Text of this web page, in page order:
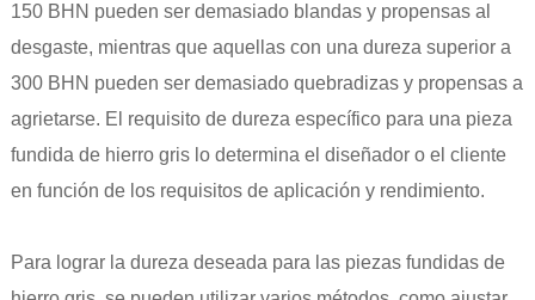
150 BHN pueden ser demasiado blandas y propensas al
desgaste, mientras que aquellas con una dureza superior a
300 BHN pueden ser demasiado quebradizas y propensas a
agrietarse. El requisito de dureza específico para una pieza
fundida de hierro gris lo determina el diseñador o el cliente
en función de los requisitos de aplicación y rendimiento.
Para lograr la dureza deseada para las piezas fundidas de